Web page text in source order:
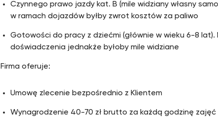
Czynnego prawo jazdy kat. B (mile widziany własny
w ramach dojazdów byłby zwrot kosztów za paliwo
Gotowości do pracy z dziećmi (głównie w wieku 6-8 lat).
doświadczenia jednakże byłoby mile widziane
Firma oferuje:
Umowę zlecenie bezpośrednio z Klientem
Wynagrodzenie 40-70 zł brutto za każdą godzinę zajęć